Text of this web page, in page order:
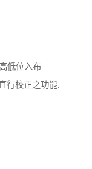
低位入布
行校正之功能.